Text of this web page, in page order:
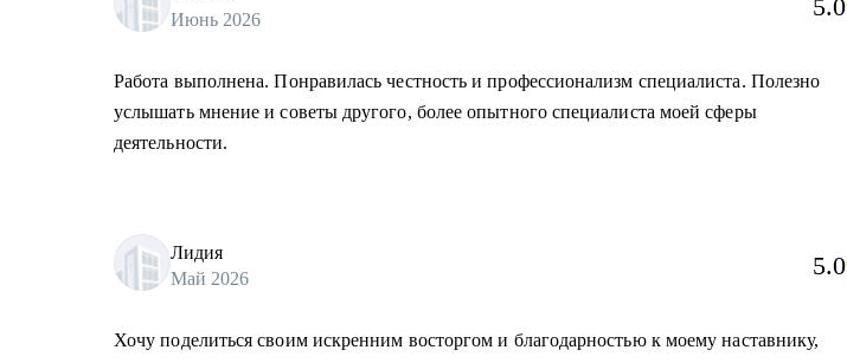
Июнь 2026
5.0
Работа выполнена. Понравилась честность и профессионализм специалиста. Полезно
услышать мнение и советы другого, более опытного специалиста моей сферы
деятельности.
Лидия
Май 2026
5.0
Хочу поделиться своим искренним восторгом и благодарностью к моему наставнику,